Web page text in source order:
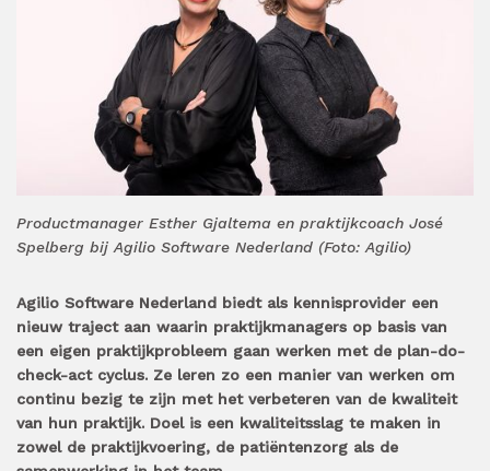
Productmanager Esther Gjaltema en praktijkcoach José
Spelberg bij Agilio Software Nederland (Foto: Agilio)
Agilio Software Nederland biedt als kennisprovider een
nieuw traject aan waarin praktijkmanagers op basis van
een eigen praktijkprobleem gaan werken met de plan-do-
check-act cyclus. Ze leren zo een manier van werken om
continu bezig te zijn met het verbeteren van de kwaliteit
van hun praktijk. Doel is een kwaliteitsslag te maken in
zowel de praktijkvoering, de patiëntenzorg als de